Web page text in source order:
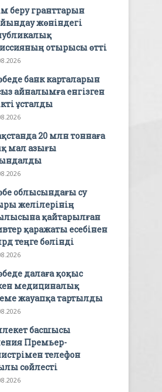
беру гранттарын
жөніндегі
отырысы өтті
банк карталарын
айналымға енгізген
ұсталды
20 млн тоннаға
мал азығы
облысындағы су
желілерінің
қайтарылған
қаражаты есебінен
теңге бөлінді
далаға қоқыс
медициналық
жауапқа тартылды
басшысы
Премьер-
телефон
сөйлесті